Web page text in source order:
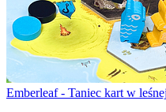
Emberleaf - Taniec kart w